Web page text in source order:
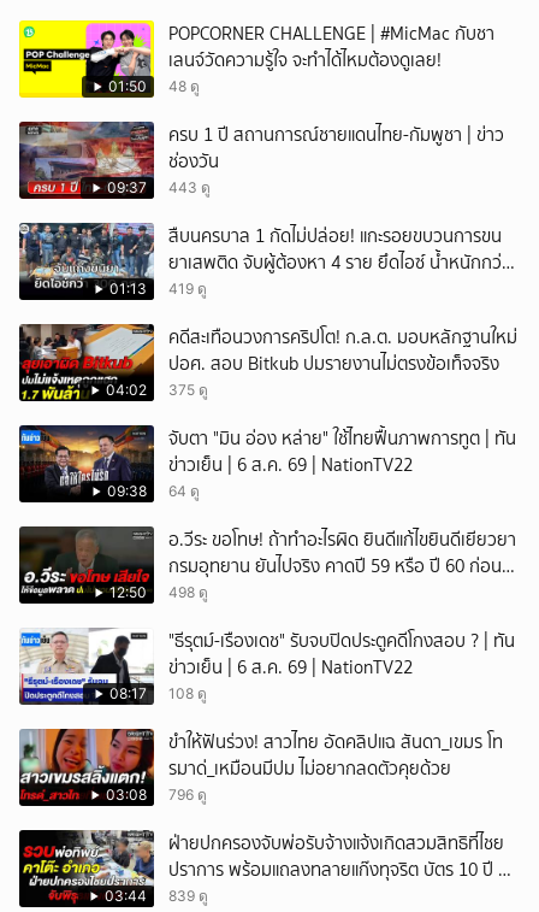
01:50
POPCORNER CHALLENGE | #MicMac กับชา
เลนจ์วัดความรู้ใจ จะทำได้ไหมต้องดูเลย!
48 ดู
09:37
ครบ 1 ปี สถานการณ์ชายแดนไทย-กัมพูชา | ข่าว
ช่องวัน
443 ดู
01:13
สืบนครบาล 1 กัดไม่ปล่อย! แกะรอยขบวนการขน
ยาเสพติด จับผู้ต้องหา 4 ราย ยึดไอซ์ น้ำหนักกว่า
300 กก. ก่อนเข้ากลางกรุง
419 ดู
04:02
คดีสะเทือนวงการคริปโต! ก.ล.ต. มอบหลักฐานใหม่
ปอศ. สอบ Bitkub ปมรายงานไม่ตรงข้อเท็จจริง
375 ดู
09:38
จับตา "มิน อ่อง หล่าย" ใช้ไทยฟื้นภาพการทูต | ทัน
ข่าวเย็น | 6 ส.ค. 69 | NationTV22
64 ดู
12:50
อ.วีระ ขอโทษ! ถ้าทำอะไรผิด ยินดีแก้ไขยินดีเยียวยา
กรมอุทยาน ยันไปจริง คาดปี 59 หรือ ปี 60 ก่อน
ปิดให้พัก
498 ดู
08:17
"ธีรุตม์-เรืองเดช" รับจบปิดประตูคดีโกงสอบ ? | ทัน
ข่าวเย็น | 6 ส.ค. 69 | NationTV22
108 ดู
03:08
ขำให้ฟันร่วง! สาวไทย อัดคลิปแฉ สันดา_เขมร โท
รมาด่_เหมือนมีปม ไม่อยากลดตัวคุยด้วย
796 ดู
03:44
ฝ่ายปกครองจับพ่อรับจ้างแจ้งเกิดสวมสิทธิที่ไชย
ปราการ พร้อมแถลงทลายแก๊งทุจริต บัตร 10 ปี ที่
แม่สอด
839 ดู